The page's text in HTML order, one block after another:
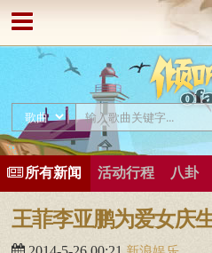
所有新闻 活动行程 八卦
王菲李亚鹏为爱女庆